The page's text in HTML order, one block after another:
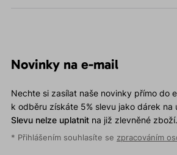
Novinky na e-mail
Nechte si zasílat naše novinky přímo do
k odběru získáte 5% slevu jako dárek na
Slevu nelze uplatnitna již zlevněné zboží.
* Přihlášením souhlasíte se zpracováním